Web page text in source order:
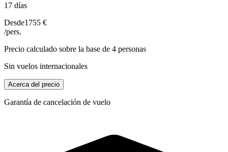
17 días
Desde1755 €
/pers.
Precio calculado sobre la base de 4 personas
Sin vuelos internacionales
Acerca del precio
Garantía de cancelación de vuelo